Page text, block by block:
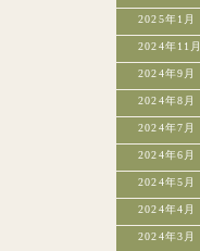
2025年1月
2024年11月
2024年9月
2024年8月
2024年7月
2024年6月
2024年5月
2024年4月
2024年3月